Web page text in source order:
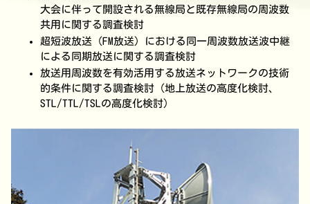
大会に伴って開設される無線局と既存無線局の周波数
共用に関する調査検討
超短波放送（FM放送）における同一周波数放送波中継
による同期放送に関する調査検討
放送用周波数を有効活用する放送ネットワークの技術
的条件に関する調査検討（地上放送の高度化検討、
STL/TTL/TSLの高度化検討）